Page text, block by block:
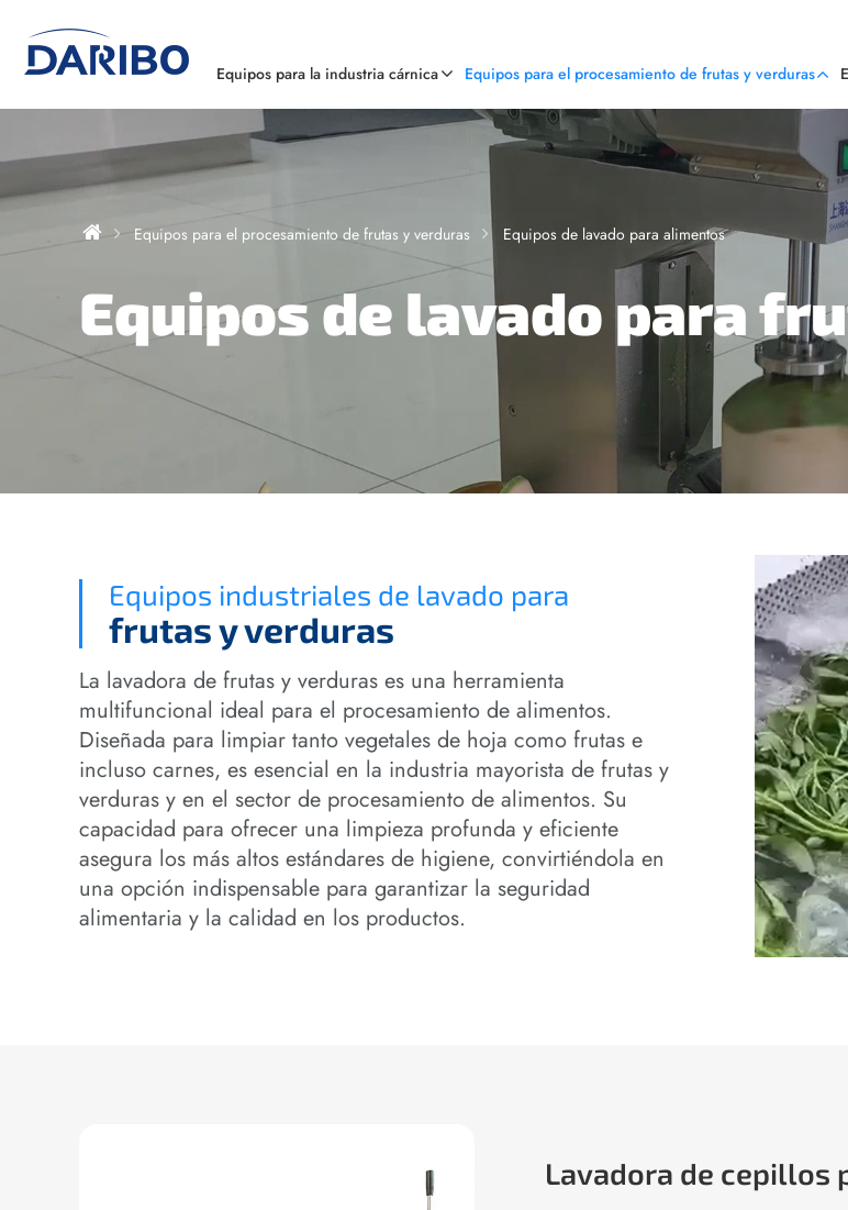
Equipos para la industria cárnica Equipos para el procesamiento de frutas y verduras
Equipos para el procesamiento de frutas y verduras Equipos de lavado para alimentos
Equipos de lavado para
Equipos industriales de lavado para
frutas y verduras
La lavadora de frutas y verduras es una herramienta
multifuncional ideal para el procesamiento de alimentos.
Diseñada para limpiar tanto vegetales de hoja como frutas e
incluso carnes, es esencial en la industria mayorista de frutas y
verduras y en el sector de procesamiento de alimentos. Su
capacidad para ofrecer una limpieza profunda y eficiente
asegura los más altos estándares de higiene, convirtiéndola en
una opción indispensable para garantizar la seguridad
alimentaria y la calidad en los productos.
Lavadora de cepillos